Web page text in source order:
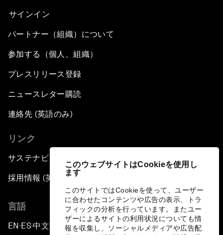
このウェブサイトはCookieを使用し
ます
このサイトではCookieを使って、ユーザー
に合わせたコンテンツや広告の表示、トラ
フィックの分析を行っています。またユー
ザーによるサイトの利用状況についても情
報を収集し、ソーシャルメディアや広告配
サインイン
パートナー（組織）について
参加する（個人、組織）
プレスリリース登録
ニュースレター購読
連絡先 (英語のみ)
リンク
サステナビリティへの取り組み
採用情報 (英語のみ)
言語
EN ▪ES▪中文▪ 日本語